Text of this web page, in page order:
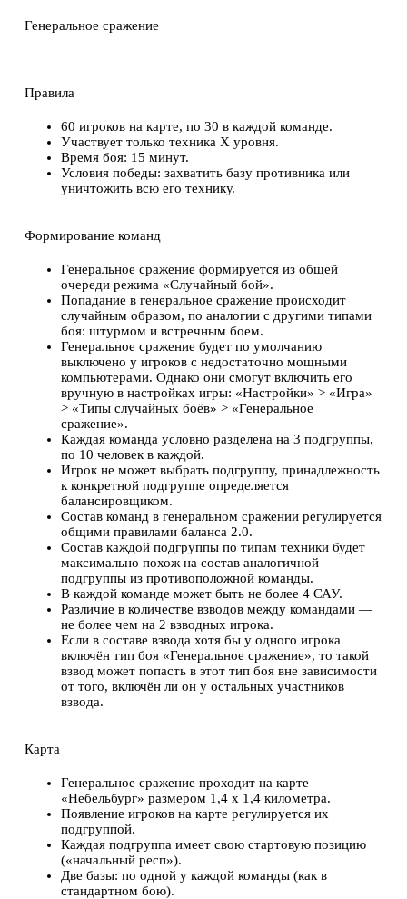
Генеральное сражение
Правила
60 игроков на карте, по 30 в каждой команде.
Участвует только техника Х уровня.
Время боя: 15 минут.
Условия победы: захватить базу противника или
уничтожить всю его технику.
Формирование команд
Генеральное сражение формируется из общей
очереди режима «Случайный бой».
Попадание в генеральное сражение происходит
случайным образом, по аналогии с другими типами
боя: штурмом и встречным боем.
Генеральное сражение будет по умолчанию
выключено у игроков с недостаточно мощными
компьютерами. Однако они смогут включить его
вручную в настройках игры: «Настройки» > «Игра»
> «Типы случайных боёв» > «Генеральное
сражение».
Каждая команда условно разделена на 3 подгруппы,
по 10 человек в каждой.
Игрок не может выбрать подгруппу, принадлежность
к конкретной подгруппе определяется
балансировщиком.
Состав команд в генеральном сражении регулируется
общими правилами баланса 2.0.
Состав каждой подгруппы по типам техники будет
максимально похож на состав аналогичной
подгруппы из противоположной команды.
В каждой команде может быть не более 4 САУ.
Различие в количестве взводов между командами —
не более чем на 2 взводных игрока.
Если в составе взвода хотя бы у одного игрока
включён тип боя «Генеральное сражение», то такой
взвод может попасть в этот тип боя вне зависимости
от того, включён ли он у остальных участников
взвода.
Карта
Генеральное сражение проходит на карте
«Небельбург» размером 1,4 х 1,4 километра.
Появление игроков на карте регулируется их
подгруппой.
Каждая подгруппа имеет свою стартовую позицию
(«начальный респ»).
Две базы: по одной у каждой команды (как в
стандартном бою).